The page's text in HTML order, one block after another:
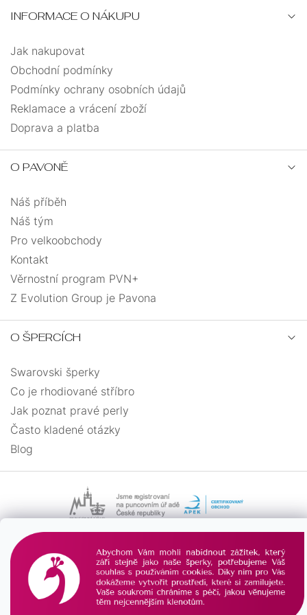
INFORMACE O NÁKUPU
Jak nakupovat
Obchodní podmínky
Podmínky ochrany osobních údajů
Reklamace a vrácení zboží
Doprava a platba
O PAVONĚ
Náš příběh
Náš tým
Pro velkoobchody
Kontakt
Věrnostní program PVN+
Z Evolution Group je Pavona
O ŠPERCÍCH
Swarovski šperky
Co je rhodiované stříbro
Jak poznat pravé perly
Často kladené otázky
Blog